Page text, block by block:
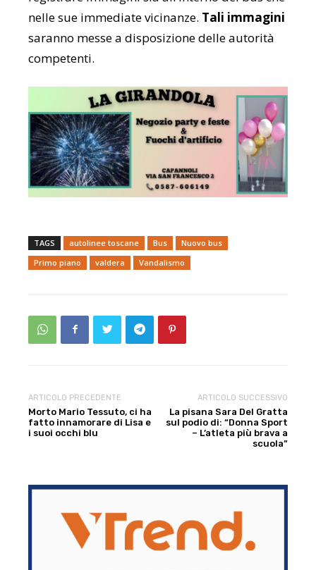
nelle sue immediate vicinanze. Tali immagini
saranno messe a disposizione delle autorità
competenti.
TAGS autolinee toscane Bus
Nuovo bus
Primo piano
valdera Vandalismo
ARTICOLO PRECEDENTE
Morto Mario Tessuto, ci ha
fatto innamorare di Lisa e
i suoi occhi blu
ARTICOLO SUCCESSIVO
La pisana Sara Del Gratta
sul podio di: “Donna Sport
– L’atleta più brava a
scuola”